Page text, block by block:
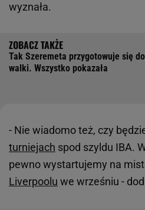
wyznała.
Tak Szeremeta przygotowuje się
walki. Wszystko pokazała
- Nie wiadomo też, czy
turniejach spod szyldu IBA.
pewno wystartujemy na
Liverpoolu we wrześniu -